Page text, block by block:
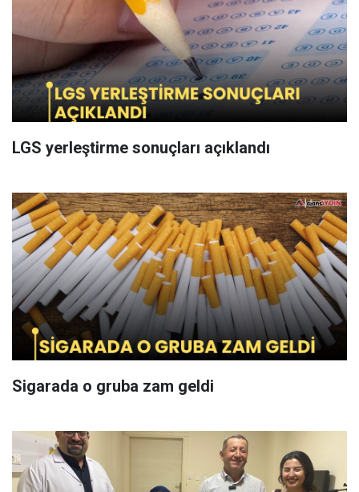
LGS yerleştirme sonuçları açıklandı
Sigarada o gruba zam geldi